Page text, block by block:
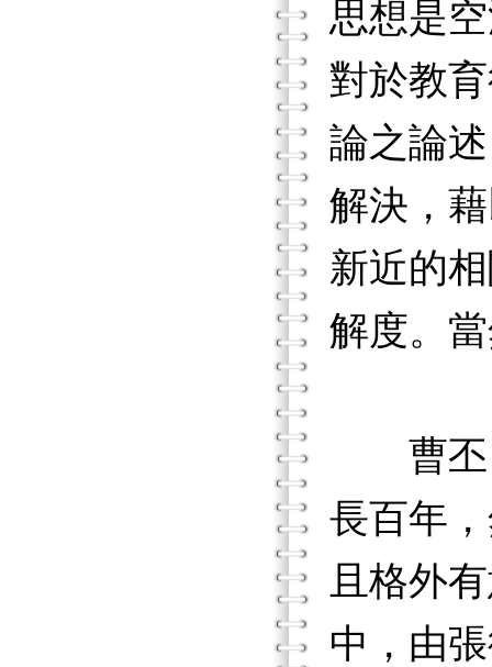
思想是
對於教
論之論
解決，
新近的
解度。
曹丕《
長百年
且格外
中，由